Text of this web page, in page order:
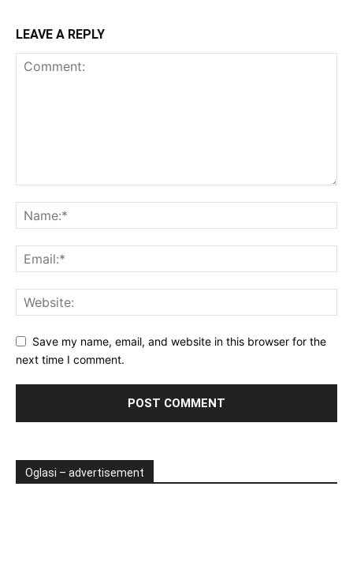
LEAVE A REPLY
Save my name, email, and website in this browser for the
next time I comment.
Oglasi – advertisement